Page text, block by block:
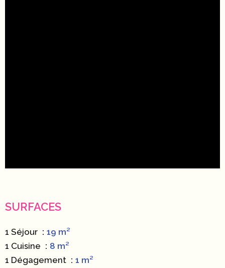
SURFACES
1 Séjour
19 m²
1 Cuisine
8 m²
1 Dégagement
1 m²